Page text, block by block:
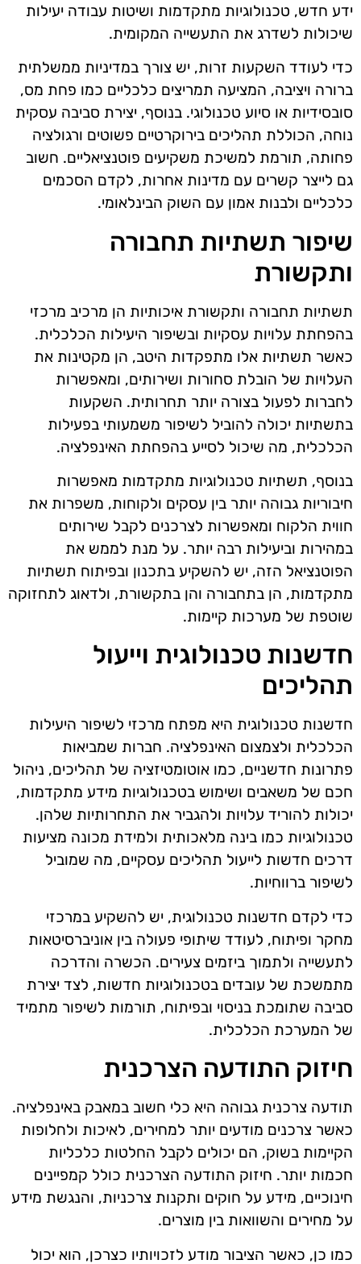
ידע חדש, טכנולוגיות מתקדמות ושיטות עבודה יעילות
שיכולות לשדרג את התעשייה המקומית.
כדי לעודד השקעות זרות, יש צורך במדיניות ממשלתית
ברורה ויציבה, המציעה תמריצים כלכליים כמו פחת מס,
סובסידיות או סיוע טכנולוגי. בנוסף, יצירת סביבה עסקית
נוחה, הכוללת תהליכים בירוקרטיים פשוטים ורגולציה
פחותה, תורמת למשיכת משקיעים פוטנציאליים. חשוב
גם לייצר קשרים עם מדינות אחרות, לקדם הסכמים
כלכליים ולבנות אמון עם השוק הבינלאומי.
שיפור תשתיות תחבורה
ותקשורת
תשתיות תחבורה ותקשורת איכותיות הן מרכיב מרכזי
בהפחתת עלויות עסקיות ובשיפור היעילות הכלכלית.
כאשר תשתיות אלו מתפקדות היטב, הן מקטינות את
העלויות של הובלת סחורות ושירותים, ומאפשרות
לחברות לפעול בצורה יותר תחרותית. השקעות
בתשתיות יכולה להוביל לשיפור משמעותי בפעילות
הכלכלית, מה שיכול לסייע בהפחתת האינפלציה.
בנוסף, תשתיות טכנולוגיות מתקדמות מאפשרות
חיבוריות גבוהה יותר בין עסקים ולקוחות, משפרות את
חווית הלקוח ומאפשרות לצרכנים לקבל שירותים
במהירות וביעילות רבה יותר. על מנת לממש את
הפוטנציאל הזה, יש להשקיע בתכנון ובפיתוח תשתיות
מתקדמות, הן בתחבורה והן בתקשורת, ולדאוג לתחזוקה
שוטפת של מערכות קיימות.
חדשנות טכנולוגית וייעול
תהליכים
חדשנות טכנולוגית היא מפתח מרכזי לשיפור היעילות
הכלכלית ולצמצום האינפלציה. חברות שמביאות
פתרונות חדשניים, כמו אוטומטיזציה של תהליכים, ניהול
חכם של משאבים ושימוש בטכנולוגיות מידע מתקדמות,
יכולות להוריד עלויות ולהגביר את התחרותיות שלהן.
טכנולוגיות כמו בינה מלאכותית ולמידת מכונה מציעות
דרכים חדשות לייעול תהליכים עסקיים, מה שמוביל
לשיפור ברווחיות.
כדי לקדם חדשנות טכנולוגית, יש להשקיע במרכזי
מחקר ופיתוח, לעודד שיתופי פעולה בין אוניברסיטאות
לתעשייה ולתמוך ביזמים צעירים. הכשרה והדרכה
מתמשכת של עובדים בטכנולוגיות חדשות, לצד יצירת
סביבה שתומכת בניסוי ובפיתוח, תורמות לשיפור מתמיד
של המערכת הכלכלית.
חיזוק התודעה הצרכנית
תודעה צרכנית גבוהה היא כלי חשוב במאבק באינפלציה.
כאשר צרכנים מודעים יותר למחירים, לאיכות ולחלופות
הקיימות בשוק, הם יכולים לקבל החלטות כלכליות
חכמות יותר. חיזוק התודעה הצרכנית כולל קמפיינים
חינוכיים, מידע על חוקים ותקנות צרכניות, והנגשת מידע
על מחירים והשוואות בין מוצרים.
כמו כן, כאשר הציבור מודע לזכויותיו כצרכן, הוא יכול